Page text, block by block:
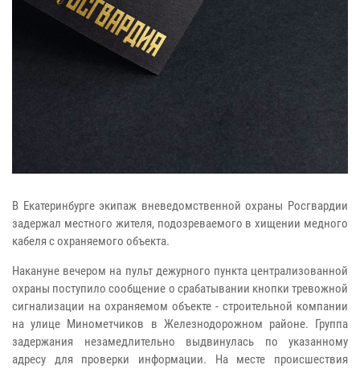
В Екатеринбурге экипаж вневедомственной охраны Росгвардии
задержал местного жителя, подозреваемого в хищении медного
кабеля с охраняемого объекта.
Накануне вечером на пульт дежурного пункта централизованной
охраны поступило сообщение о срабатывании кнопки тревожной
сигнализации на охраняемом объекте - строительной компании
на улице Минометчиков в Железнодорожном районе. Группа
задержания незамедлительно выдвинулась по указанному
адресу для проверки информации. На месте происшествия